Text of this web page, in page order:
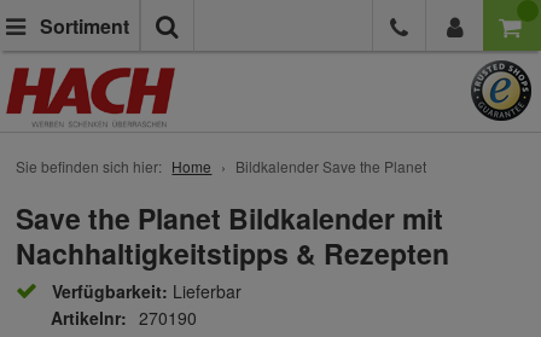
Sortiment
Sie befinden sich hier: Home Bildkalender Save the Planet
Save the Planet Bildkalender mit
Nachhaltigkeitstipps & Rezepten
Verfügbarkeit: Lieferbar
Artikelnr: 270190